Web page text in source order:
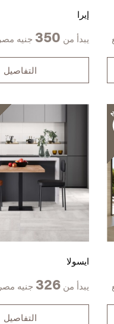
إيرا
يبدأ من 350 جنيه
التفاصيل
ايسولا
يبدأ من326 جنيه
التفاصيل